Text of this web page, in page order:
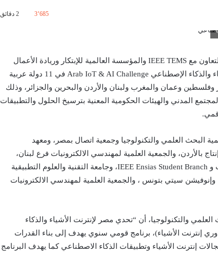
3٬685
أعلنت الجمعية العلمية لمهندسي الإلكترونيات بالتعاون مع IEEE TEMS والمؤسسة العالمية للإبتكار وريادة الأعمال
GIE اليوم عن انْطِلاق تحدي العرب لإنترنت الأشياء والذكاء الإصطناعي Arab IoT & AI Challenge في 11 دولة عربية
وعمان والمغرب ولبنان والأردن والبحرين والجزائر، وذلك
المدني والهيئات الحكومية المعنية بترسيخ الحلول والتطبيقات
البحث العلمي والتكنولوجيا وجمعية اتصال بمصر، ومعهد
بالأردن، والجمعية العلمية لمهندسي الالكترونيات فرع لبنان،
والجمعية العلمية لمهندسي الالكترونيات بالمغرب و IEEE Ensias Student Branch، وجامعة التقنية والعلوم التطبيقية
سيتي بتونس ، والجمعية العلمية لمهندسي الالكترونيات
والتكنولوجيا، أن “تحدي مصر لإنترنت الأشياء والذكاء
عام 2016 تحت مسمى (دوري إنترنت الأشياء)، برنامج قومي سنوي يهدف إلى بناء القدرات
إنترنت الأشياء وتطبيقات الذكاء الاصطناعي كما يهدف البرنامج